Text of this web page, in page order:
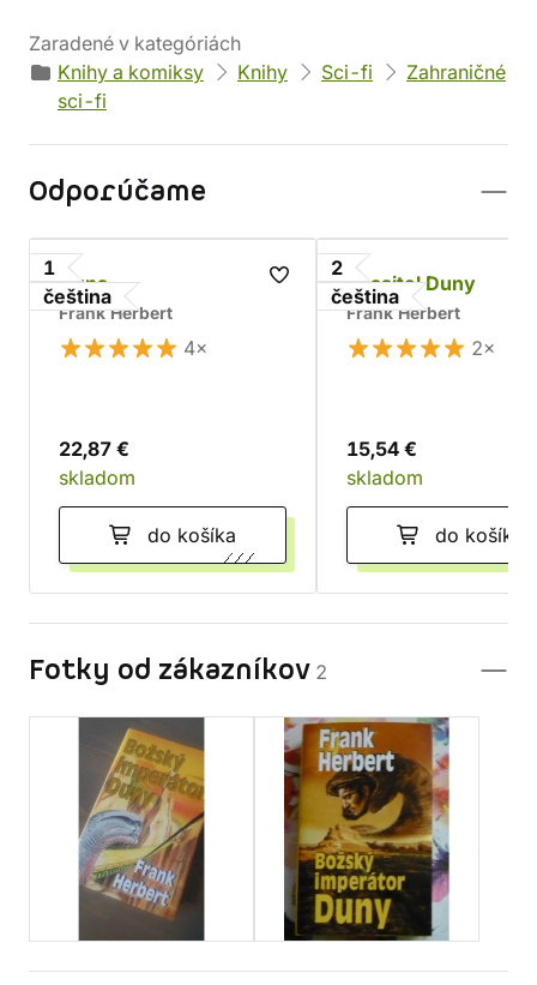
Zaradené v kategóriách
Knihy a komiksy
Knihy Sci-fi
Zahraničné
sci-fi
Odporúčame
1
čeština
Duna
Frank Herbert
4×
22,87 €
skladom
do košíka
2
čeština
Spasitel Duny
Frank Herbert
2×
15,54 €
skladom
do košíka
Fotky od zákazníkov 2